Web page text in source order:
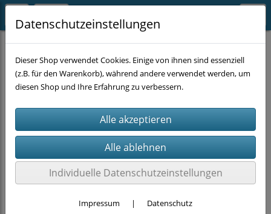
CHEMIE KFZ-Chemie
Datenschutzeinstellungen
Dieser Shop verwendet Cookies. Einige von ihnen sind essenziell
(z.B. für den Warenkorb), während andere verwendet werden, um
diesen Shop und Ihre Erfahrung zu verbessern.
Individuelle Datenschutzeinstellungen
Impressum | Datenschutz